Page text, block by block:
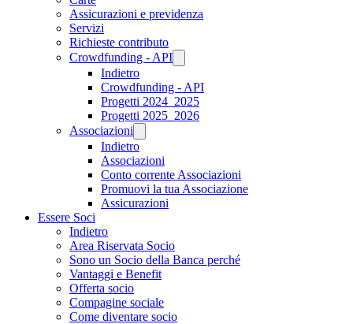
Assicurazioni e previdenza
Servizi
Richieste contributo
Crowdfunding - API
Indietro
Crowdfunding - API
Progetti 2024_2025
Progetti 2025_2026
Associazioni
Indietro
Associazioni
Conto corrente Associazioni
Promuovi la tua Associazione
Assicurazioni
Essere Soci
Indietro
Area Riservata Socio
Sono un Socio della Banca perché
Vantaggi e Benefit
Offerta socio
Compagine sociale
Come diventare socio